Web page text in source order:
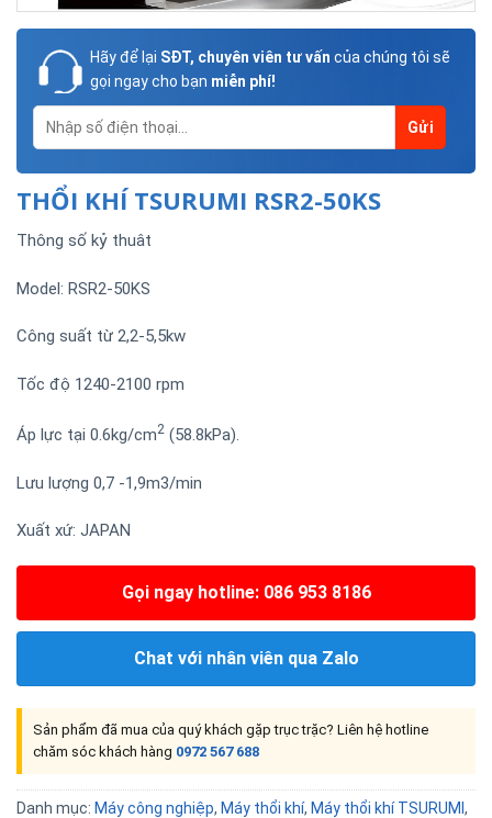
Hãy để lại SĐT, chuyên viên tư vấn của chúng tôi sẽ
gọi ngay cho bạn miễn phí!
THỔI KHÍ TSURUMI RSR2-50KS
Thông số kỷ thuât
Model: RSR2-50KS
Công suất từ 2,2-5,5kw
Tốc độ 1240-2100 rpm
Áp lực tại 0.6kg/cm2 (58.8kPa).
Lưu lượng 0,7 -1,9m3/min
Xuất xứ: JAPAN
Gọi ngay hotline: 086 953 8186
Chat với nhân viên qua Zalo
Sản phẩm đã mua của quý khách gặp trục trặc? Liên hệ hotline
chăm sóc khách hàng 0972 567 688
Danh mục: Máy công nghiệp, Máy thổi khí, Máy thổi khí TSURUMI ,